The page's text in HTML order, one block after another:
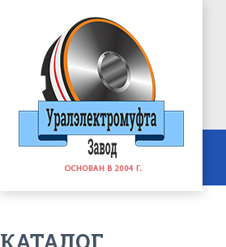
КАТАЛОГ